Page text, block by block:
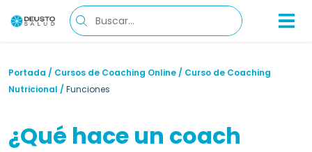
Portada / Cursos de Coaching Online / Curso de Coaching
Nutricional / Funciones
¿Qué hace un coach